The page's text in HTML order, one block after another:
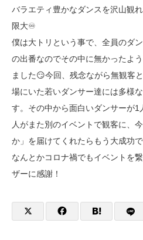
バラエティ豊かなダンスを沢山観
限大♾
僕は大トリという事で、全員のダ
の出番なのでその中に無かったよ
ました😏今回、残念ながら無観客
場にいた若いダンサー達には多様
す。その中から面白いダンサーが
人がまた別のイベントで観客に、
か」を届けてくれたらもう大成功で
なんとかコロナ禍でもイベントを
ザーに感謝！